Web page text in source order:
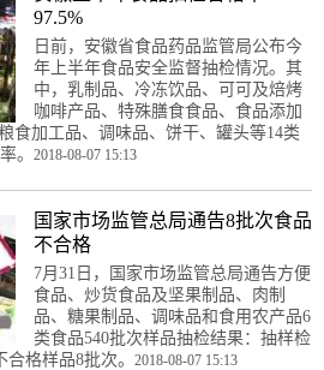
97.5%
日前，安徽省食品药品监管局公布今
年上半年食品安全监督抽检情况。其
中，乳制品、冷冻饮品、可可及焙烤
咖啡产品、特殊膳食食品、食品添加
食加工品、调味品、饼干、罐头等14类
。 2018-08-07 15:13
国家市场监管总局通告8批次食品
不合格
7月31日，国家市场监管总局通告方便
食品、炒货食品及坚果制品、肉制
品、糖果制品、调味品和食用农产品6
类食品540批次样品抽检结果：抽样检
格样品8批次。 2018-08-07 15:13